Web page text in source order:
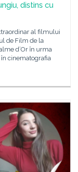
distins cu
al filmului
de Film de la
d’Or în urma
cinematografia